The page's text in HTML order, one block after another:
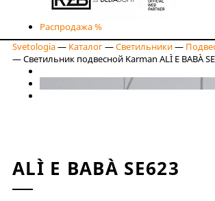
Распродажа %
Svetologia— Каталог—Светильники—
—Светильник подвесной Karman ALÌ E BABÀ
ALÌ E BABÀ SE623